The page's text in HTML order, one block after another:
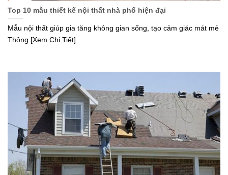
Top 10 mẫu thiết kế nội thất nhà phố hiện đại
Mẫu nội thất giúp gia tăng không gian sống, tạo cảm giác mát mẻ
Thông [Xem Chi Tiết]